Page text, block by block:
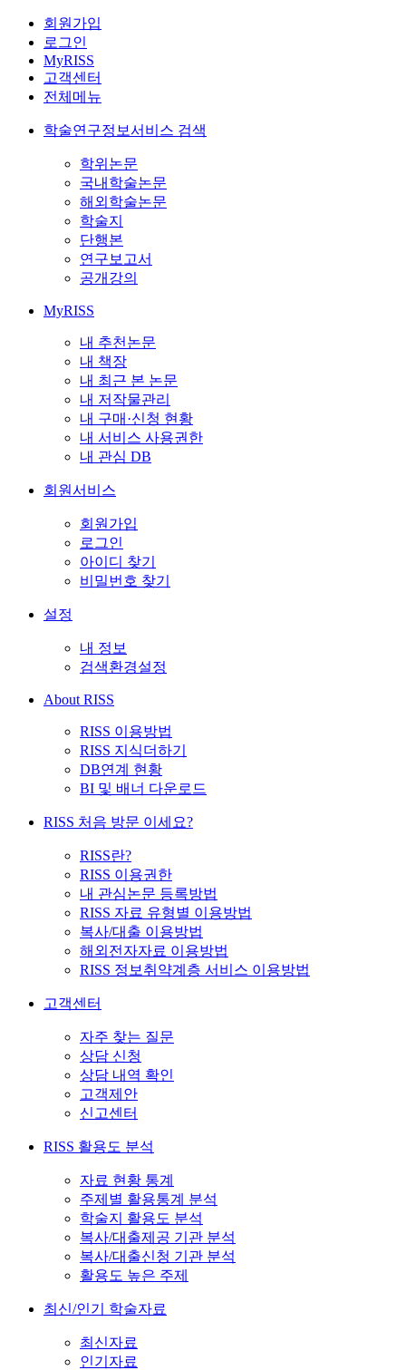
회원가입
로그인
MyRISS
고객센터
전체메뉴
학술연구정보서비스 검색
학위논문
국내학술논문
해외학술논문
학술지
단행본
연구보고서
공개강의
MyRISS
내 추천논문
내 책장
내 최근 본 논문
내 저작물관리
내 구매·신청 현황
내 서비스 사용권한
내 관심 DB
회원서비스
회원가입
로그인
아이디 찾기
비밀번호 찾기
설정
내 정보
검색환경설정
About RISS
RISS 이용방법
RISS 지식더하기
DB연계 현황
BI 및 배너 다운로드
RISS 처음 방문 이세요?
RISS란?
RISS 이용권한
내 관심논문 등록방법
RISS 자료 유형별 이용방법
복사/대출 이용방법
해외전자자료 이용방법
RISS 정보취약계층 서비스 이용방법
고객센터
자주 찾는 질문
상담 신청
상담 내역 확인
고객제안
신고센터
RISS 활용도 분석
자료 현황 통계
주제별 활용통계 분석
학술지 활용도 분석
복사/대출제공 기관 분석
복사/대출신청 기관 분석
활용도 높은 주제
최신/인기 학술자료
최신자료
인기자료